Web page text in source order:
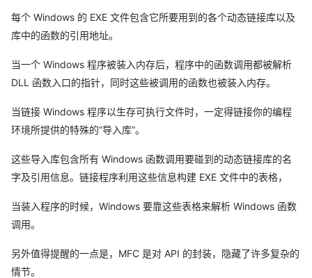
每个 Windows 的 EXE 文件包含它所要用到的各个动态链接库以及
库中的函数的引用地址。
当一个 Windows 程序被装入内存后，程序中的函数调用都被解析
DLL 函数入口的指针，同时这些被调用的函数也被装入内存。
当链接 Windows 程序以生存可执行文件时，一定得链接你的编程
环境所提供的特殊的“导入库”。
这些导入库包含所有 Windows 函数调用要碰到的动态链接库的名
字及引用信息。链接程序利用这些信息构建 EXE 文件中的表格，
当装入程序的时候，Windows 要靠这些表格来解析 Windows 函数
调用。
另外值得提醒的一点是，MFC 是对 API 的封装，隐藏了许多复杂的
情节。